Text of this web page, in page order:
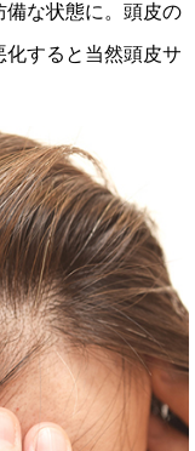
備な状態に。頭皮の
すると当然頭皮サ